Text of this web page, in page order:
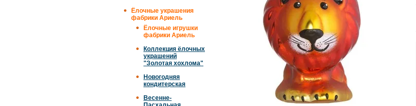
Ёлочные украшения
фабрики Ариель
Ёлочные игрушки
фабрики Ариель
Коллекция ёлочных
украшений
"Золотая хохлома"
Новогодняя
кондитерская
Весенне-